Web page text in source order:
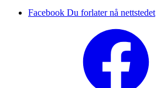
Facebook Du forlater nå nettstedet